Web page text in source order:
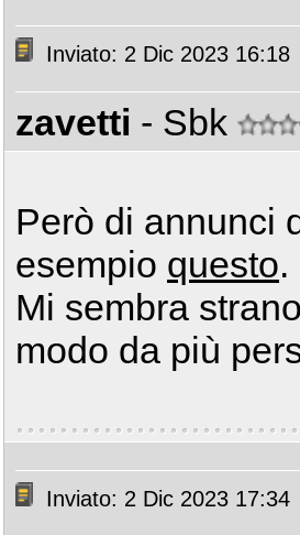
Inviato: 2 Dic 2023 16:18
zavetti - Sbk
Però di annunci
esempio questo.
Mi sembra
modo da più
Inviato: 2 Dic 2023 17:34